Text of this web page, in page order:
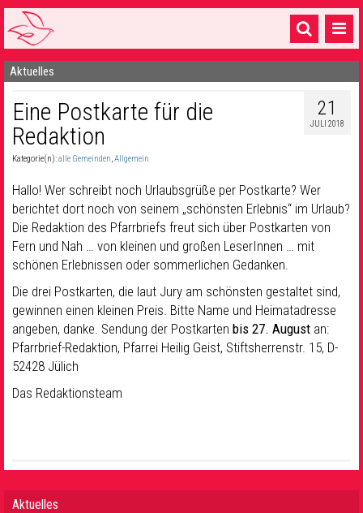
Startseite
1 Pfarrei
16 Gemeinden & mehr
Sakramente & Feste
Gemeinschaft & Soziales
Musik & Kultur
Seelsorge & Kontakt
Aktuelles
21
JULI 2018
Eine Postkarte für die
Redaktion
Kategorie(n):alle Gemeinden,Allgemein
Hallo! Wer schreibt noch Urlaubsgrüße per Postkarte? Wer
berichtet dort noch von seinem „schönsten Erlebnis“ im Urlaub?
Die Redaktion des Pfarrbriefs freut sich über Postkarten von
Fern und Nah … von kleinen und großen LeserInnen … mit
schönen Erlebnissen oder sommerlichen Gedanken.
Die drei Postkarten, die laut Jury am schönsten gestaltet sind,
gewinnen einen kleinen Preis. Bitte Name und Heimatadresse
angeben, danke. Sendung der Postkarten bis 27. August an:
Pfarrbrief-Redaktion, Pfarrei Heilig Geist, Stiftsherrenstr. 15, D-
52428 Jülich
Das Redaktionsteam
Aktuelles